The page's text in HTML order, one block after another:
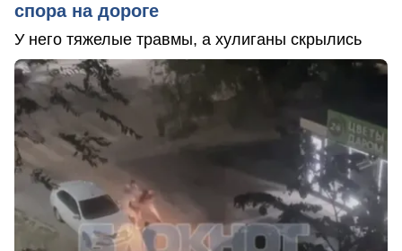
спора на дороге
У него тяжелые травмы, а хулиганы скрылись